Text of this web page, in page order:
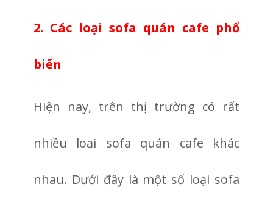
2. Các loại sofa quán cafe phổ
biến
Hiện nay, trên thị trường có rất
nhiều loại sofa quán cafe khác
nhau. Dưới đây là một số loại sofa